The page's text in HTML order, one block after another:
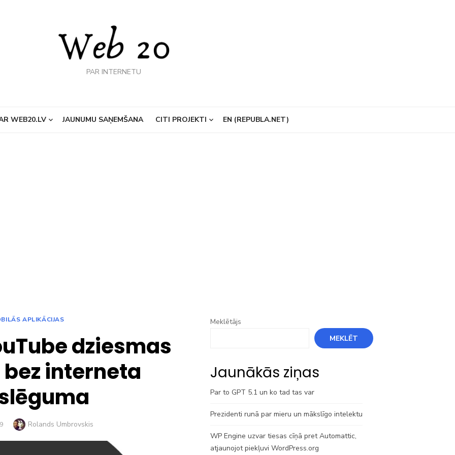
PAR INTERNETU
WEB20.LV JAUNUMU SAŅEMŠANA CITI PROJEKTI EN (REPUBLA.NET)
APLIKĀCIJAS
dziesmas
interneta
Author
Rolands Umbrovskis
Meklētājs
MEKLĒT
Jaunākās ziņas
Par to GPT 5.1 un ko tad tas var
Prezidenti runā par mieru un mākslīgo intelektu
WP Engine uzvar tiesas cīņā pret Automattic,
atjaunojot piekļuvi WordPress.org